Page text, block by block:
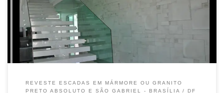
REVESTE ESCADAS EM MÁRMORE OU GRANITO
PRETO ABSOLUTO E SÃO GABRIEL - BRASÍLIA / DF